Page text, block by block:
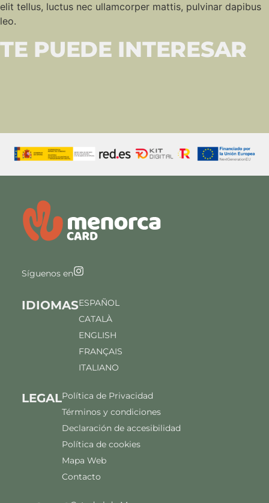
elit tellus, luctus nec ullamcorper mattis, pulvinar dapibus
leo.
TE PUEDE INTERESAR
Síguenos en
IDIOMASESPAÑOL
CATALÀ
ENGLISH
FRANÇAIS
ITALIANO
LEGALPolítica de Privacidad
Términos y condiciones
Declaración de accesibilidad
Política de cookies
Mapa Web
Contacto